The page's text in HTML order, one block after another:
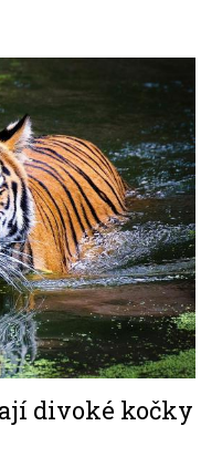
divoké kočky